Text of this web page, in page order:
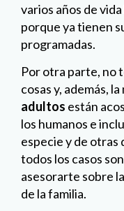
varios años de
porque ya tienen
programadas.
Por otra parte, no
cosas y, además,
adultos están
los humanos e
especie y de otras
todos los casos
asesorarte sobre
de la familia.